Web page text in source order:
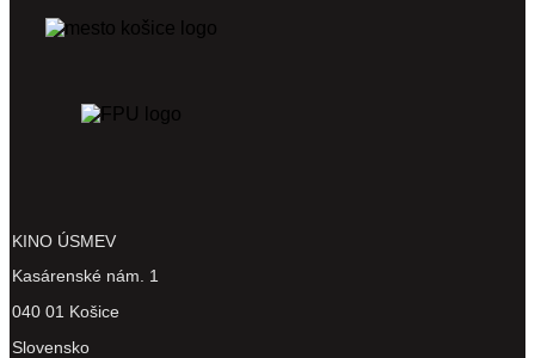
KINO ÚSMEV
Kasárenské nám. 1
040 01 Košice
Slovensko